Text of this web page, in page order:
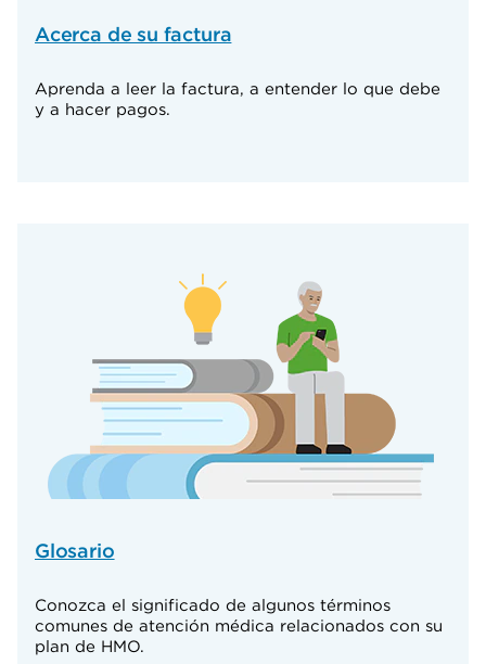
Acerca de su factura
Aprenda a leer la factura, a entender lo que debe
y a hacer pagos.
Glosario
Conozca el significado de algunos términos
comunes de atención médica relacionados con su
plan de HMO.